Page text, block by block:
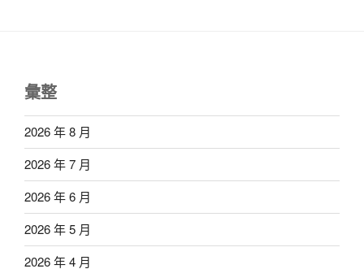
彙整
2026 年 8 月
2026 年 7 月
2026 年 6 月
2026 年 5 月
2026 年 4 月